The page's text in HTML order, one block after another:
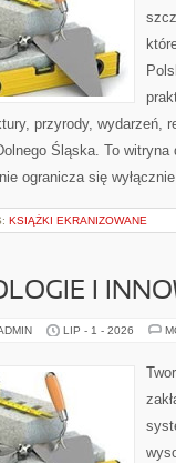
przyrody, wydarzeń,
Śląska. To
nie ogranicza się
KSIĄŻKI EKRANIZOWANE
I
LIP - 1 - 2026